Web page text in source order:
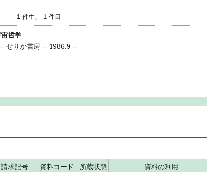
1 件中、 1 件目
哲学
せりか書房 -- 1986.9 --
請求記号 資料コード 所蔵状態
資料の利用